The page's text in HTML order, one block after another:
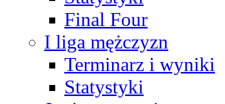
Final Four
I liga mężczyzn
Terminarz i wyniki
Statystyki